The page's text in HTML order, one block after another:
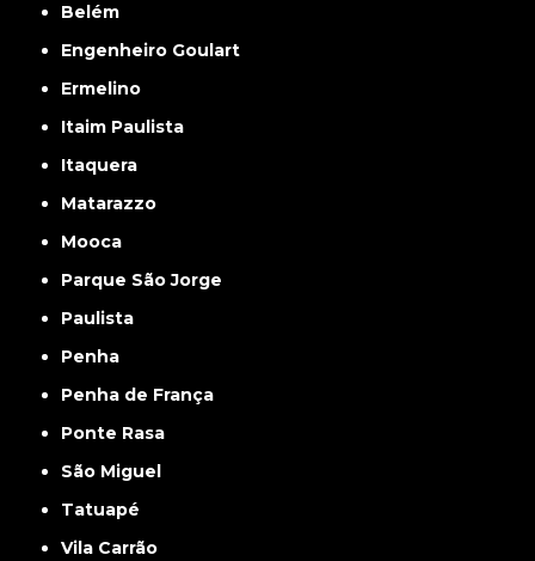
Belém
Engenheiro Goulart
Ermelino
Itaim Paulista
Itaquera
Matarazzo
Mooca
Parque São Jorge
Paulista
Penha
Penha de França
Ponte Rasa
São Miguel
Tatuapé
Vila Carrão